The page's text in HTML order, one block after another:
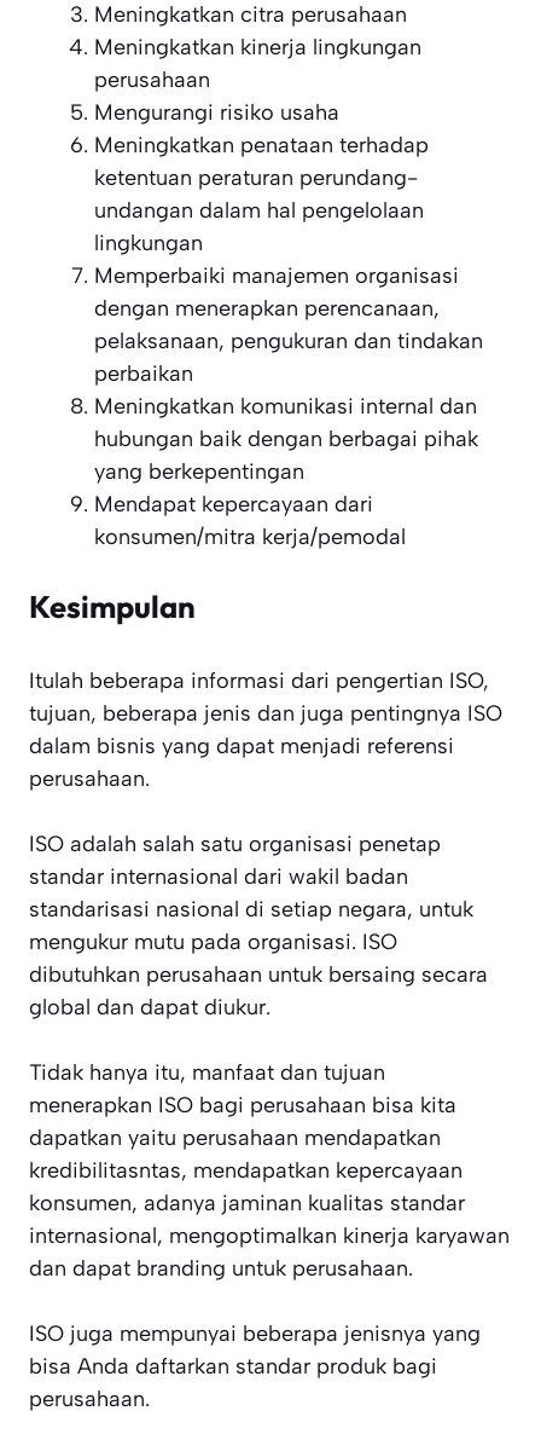
Meningkatkan citra perusahaan
Meningkatkan kinerja lingkungan
perusahaan
Mengurangi risiko usaha
Meningkatkan penataan terhadap
ketentuan peraturan perundang-
undangan dalam hal pengelolaan
lingkungan
Memperbaiki manajemen organisasi
dengan menerapkan perencanaan,
pelaksanaan, pengukuran dan tindakan
perbaikan
Meningkatkan komunikasi internal dan
hubungan baik dengan berbagai pihak
yang berkepentingan
Mendapat kepercayaan dari
konsumen/mitra kerja/pemodal
Kesimpulan
Itulah beberapa informasi dari pengertian ISO,
tujuan, beberapa jenis dan juga pentingnya ISO
dalam bisnis yang dapat menjadi referensi
perusahaan.
ISO adalah salah satu organisasi penetap
standar internasional dari wakil badan
standarisasi nasional di setiap negara, untuk
mengukur mutu pada organisasi. ISO
dibutuhkan perusahaan untuk bersaing secara
global dan dapat diukur.
Tidak hanya itu, manfaat dan tujuan
menerapkan ISO bagi perusahaan bisa kita
dapatkan yaitu perusahaan mendapatkan
kredibilitasntas, mendapatkan kepercayaan
konsumen, adanya jaminan kualitas standar
internasional, mengoptimalkan kinerja karyawan
dan dapat branding untuk perusahaan.
ISO juga mempunyai beberapa jenisnya yang
bisa Anda daftarkan standar produk bagi
perusahaan.